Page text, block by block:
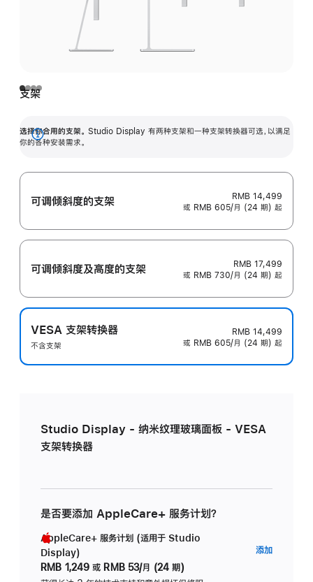
支架
选择你合用的支架。 Studio Display 有两种支架和一种支架转换器可选，以满足
你的各种安装需求。
展
可调倾斜度的支架
RMB 14,499
或 RMB 605/月 (24 期) 起
可调倾斜度及高‍度的支‍架
RMB 17,499
或 RMB 730/月 (24 期) 起
VESA 支架转换器
不含支架
RMB 14,499
或 RMB 605/月 (24 期) 起
Studio Display - 纳米纹理玻璃面板 - VESA
支架转换器
是否要添加 AppleCare+ 服务计划？
AppleCare+ 服务计划 (适用于 Studio
Display)
RMB 1,249 或 RMB 53/月 (24 期)
添加